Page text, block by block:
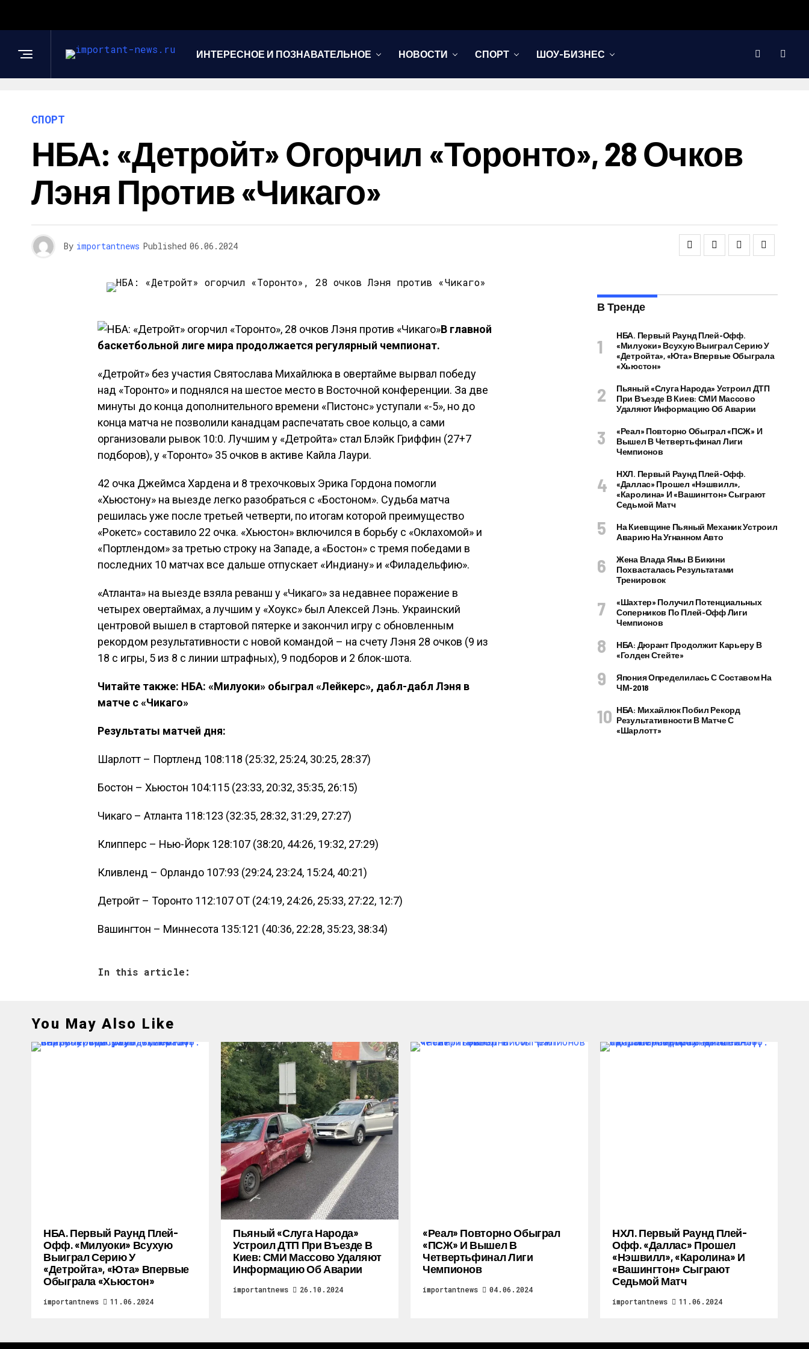
ИНТЕРЕСНОЕ И ПОЗНАВАТЕЛЬНОЕ НОВОСТИ СПОРТ ШОУ-БИЗНЕС
СПОРТ
НБА: «Детройт» Огорчил «Торонто», 28 Очков
Лэня Против «Чикаго»
By importantnews Published 06.06.2024
В главной
баскетбольной лиге мира продолжается регулярный чемпионат.
«Детройт» без участия Святослава Михайлюка в овертайме вырвал победу
над «Торонто» и поднялся на шестое место в Восточной конференции. За две
минуты до конца дополнительного времени «Пистонс» уступали «-5», но до
конца матча не позволили канадцам распечатать свое кольцо, а сами
организовали рывок 10:0. Лучшим у «Детройта» стал Блэйк Гриффин (27+7
подборов), у «Торонто» 35 очков в активе Кайла Лаури.
42 очка Джеймса Хардена и 8 трехочковых Эрика Гордона помогли
«Хьюстону» на выезде легко разобраться с «Бостоном». Судьба матча
решилась уже после третьей четверти, по итогам которой преимущество
«Рокетс» составило 22 очка. «Хьюстон» включился в борьбу с «Оклахомой» и
«Портлендом» за третью строку на Западе, а «Бостон» с тремя победами в
последних 10 матчах все дальше отпускает «Индиану» и «Филадельфию».
«Атланта» на выезде взяла реванш у «Чикаго» за недавнее поражение в
четырех овертаймах, а лучшим у «Хоукс» был Алексей Лэнь. Украинский
центровой вышел в стартовой пятерке и закончил игру с обновленным
рекордом результативности с новой командой – на счету Лэня 28 очков (9 из
18 с игры, 5 из 8 с линии штрафных), 9 подборов и 2 блок-шота.
Читайте также: НБА: «Милуоки» обыграл «Лейкерс», дабл-дабл Лэня в
матче с «Чикаго»
Результаты матчей дня:
Шарлотт – Портленд 108:118 (25:32, 25:24, 30:25, 28:37)
Бостон – Хьюстон 104:115 (23:33, 20:32, 35:35, 26:15)
Чикаго – Атланта 118:123 (32:35, 28:32, 31:29, 27:27)
Клипперс – Нью-Йорк 128:107 (38:20, 44:26, 19:32, 27:29)
Кливленд – Орландо 107:93 (29:24, 23:24, 15:24, 40:21)
Детройт – Торонто 112:107 OT (24:19, 24:26, 25:33, 27:22, 12:7)
Вашингтон – Миннесота 135:121 (40:36, 22:28, 35:23, 38:34)
In this article:
В Тренде
НБА. Первый Раунд Плей-Офф.
«Милуоки» Всухую Выиграл Серию У
«Детройта», «Юта» Впервые Обыграла
«Хьюстон»
Пьяный «слуга Народа» Устроил ДТП
При Въезде В Киев: СМИ Массово
Удаляют Информацию Об Аварии
«Реал» Повторно Обыграл «ПСЖ» И
Вышел В Четвертьфинал Лиги
Чемпионов
НХЛ. Первый Раунд Плей-Офф.
«Даллас» Прошел «Нэшвилл»,
«Каролина» И «Вашингтон» Сыграют
Седьмой Матч
На Киевщине Пьяный Механик Устроил
Аварию На Угнанном Авто
Жена Влада Ямы В Бикини
Похвасталась Результатами
Тренировок
«Шахтер» Получил Потенциальных
Соперников По Плей-Офф Лиги
Чемпионов
НБА: Дюрант Продолжит Карьеру В
«Голден Стейте»
Япония Определилась С Составом На
ЧМ-2018
НБА: Михайлюк Побил Рекорд
Результативности В Матче С
«Шарлотт»
You May Also Like
НБА. Первый Раунд Плей-
Офф. «Милуоки» Всухую
Выиграл Серию У
«Детройта», «Юта» Впервые
Обыграла «Хьюстон»
importantnews 11.06.2024
Пьяный «слуга Народа»
Устроил ДТП При Въезде В
Киев: СМИ Массово Удаляют
Информацию Об Аварии
importantnews 26.10.2024
«Реал» Повторно Обыграл
«ПСЖ» И Вышел В
Четвертьфинал Лиги
Чемпионов
importantnews 04.06.2024
НХЛ. Первый Раунд Плей-
Офф. «Даллас» Прошел
«Нэшвилл», «Каролина» И
«Вашингтон» Сыграют
Седьмой Матч
importantnews 11.06.2024